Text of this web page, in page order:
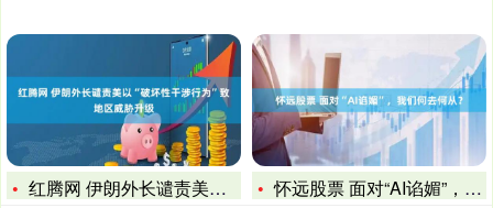
红腾网 伊朗外长谴责美以“破坏性干涉行为”致地区威胁升级
怀远股票 面对“AI谄媚”，我们何去何从？